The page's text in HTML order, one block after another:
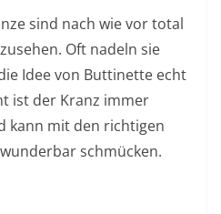
sind nach wie vor total
Oft nadeln sie
Idee von Buttinette echt
ist der Kranz immer
kann mit den richtigen
schmücken.